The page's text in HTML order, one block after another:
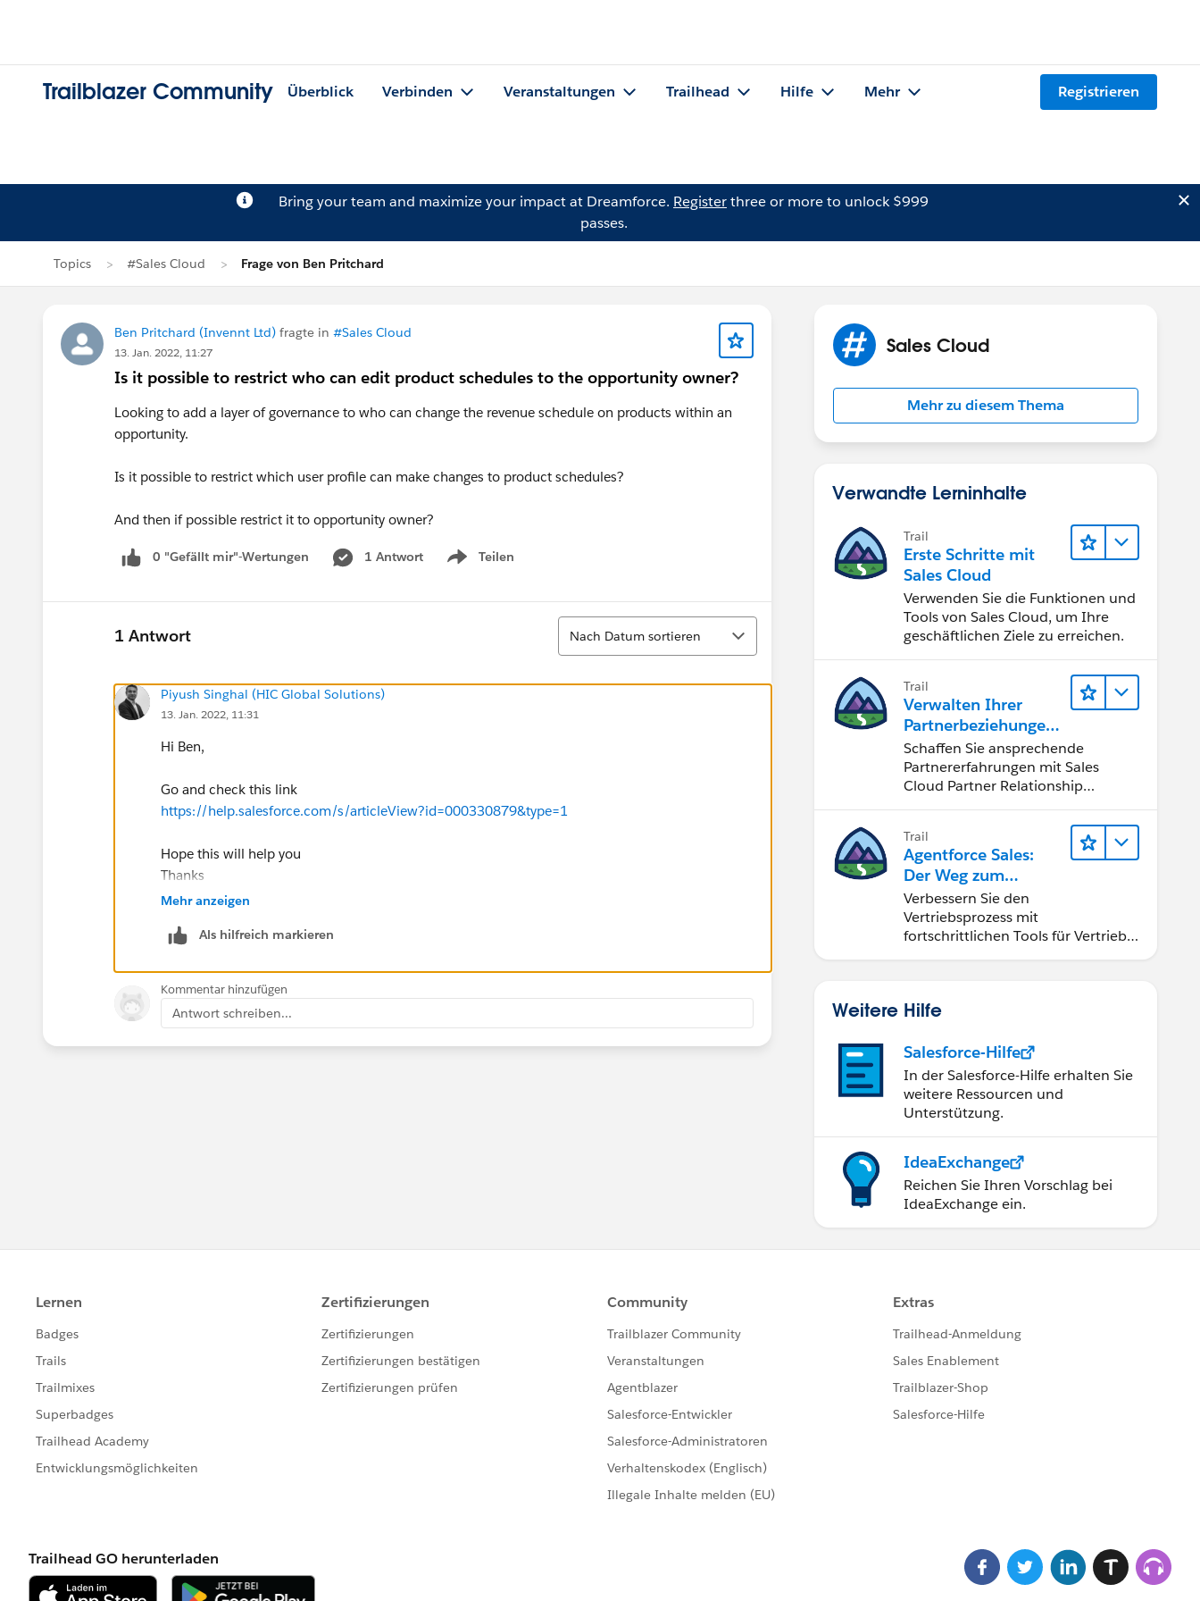
Trailblazer Community Überblick Verbinden Veranstaltungen Trailhead Hilfe Mehr Registrieren
Bring your team and maximize your impact at Dreamforce. Registerthree or more to unlock $999
passes.
Topics #Sales Cloud Frage von Ben Pritchard
Ben Pritchard (Invennt Ltd) fragte in #Sales Cloud
13. Jan. 2022, 11:27
Is it possible to restrict who can edit product schedules to the opportunity owner?
Looking to add a layer of governance to who can change the revenue schedule on products within an
opportunity.
Is it possible to restrict which user profile can make changes to product schedules?
And then if possible restrict it to opportunity owner?
0 "Gefällt mir"-Wertungen 1 Antwort Teilen
Show menu
1 Antwort
Sortieren
Nach Datum sortieren
Piyush Singhal (HIC Global Solutions)
13. Jan. 2022, 11:31
Hi Ben,
Go and check this link
https://help.salesforce.com/s/articleView?id=000330879&type=1
Hope this will help you
Thanks
Piyush
Mehr anzeigen
Als hilfreich markieren
Kommentar hinzufügen
Antwort schreiben...
Sales Cloud
Mehr zu diesem Thema
Verwandte Lerninhalte
Trail
Erste Schritte mit
Sales Cloud
Verwenden Sie die Funktionen und
Tools von Sales Cloud, um Ihre
geschäftlichen Ziele zu erreichen.
Trail
Verwalten Ihrer
Partnerbeziehungen
mit Sales Cloud PRM
Schaffen Sie ansprechende
Partnererfahrungen mit Sales
Cloud Partner Relationship
Trail
Agentforce Sales:
Der Weg zum
Vertriebsspezialisten
Verbessern Sie den
Vertriebsprozess mit
fortschrittlichen Tools für Vertrieb
Sie den Lead-zu-Cash-Zyklus
Weitere Hilfe
Salesforce-Hilfe
In der Salesforce-Hilfe erhalten Sie
weitere Ressourcen und
Unterstützung.
IdeaExchange
Reichen Sie Ihren Vorschlag bei
IdeaExchange ein.